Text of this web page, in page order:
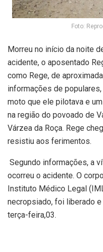
Foto:
Morreu no início da noite
acidente, o aposentado
como Rege, de
informações de
moto que ele pilotava e
na região do povoado de
Várzea da Roça. Rege
resistiu aos ferimentos.
Segundo informações, a
ocorreu o acidente. O
Instituto Médico Legal
necropsiado, foi liberado
terça-feira,03.